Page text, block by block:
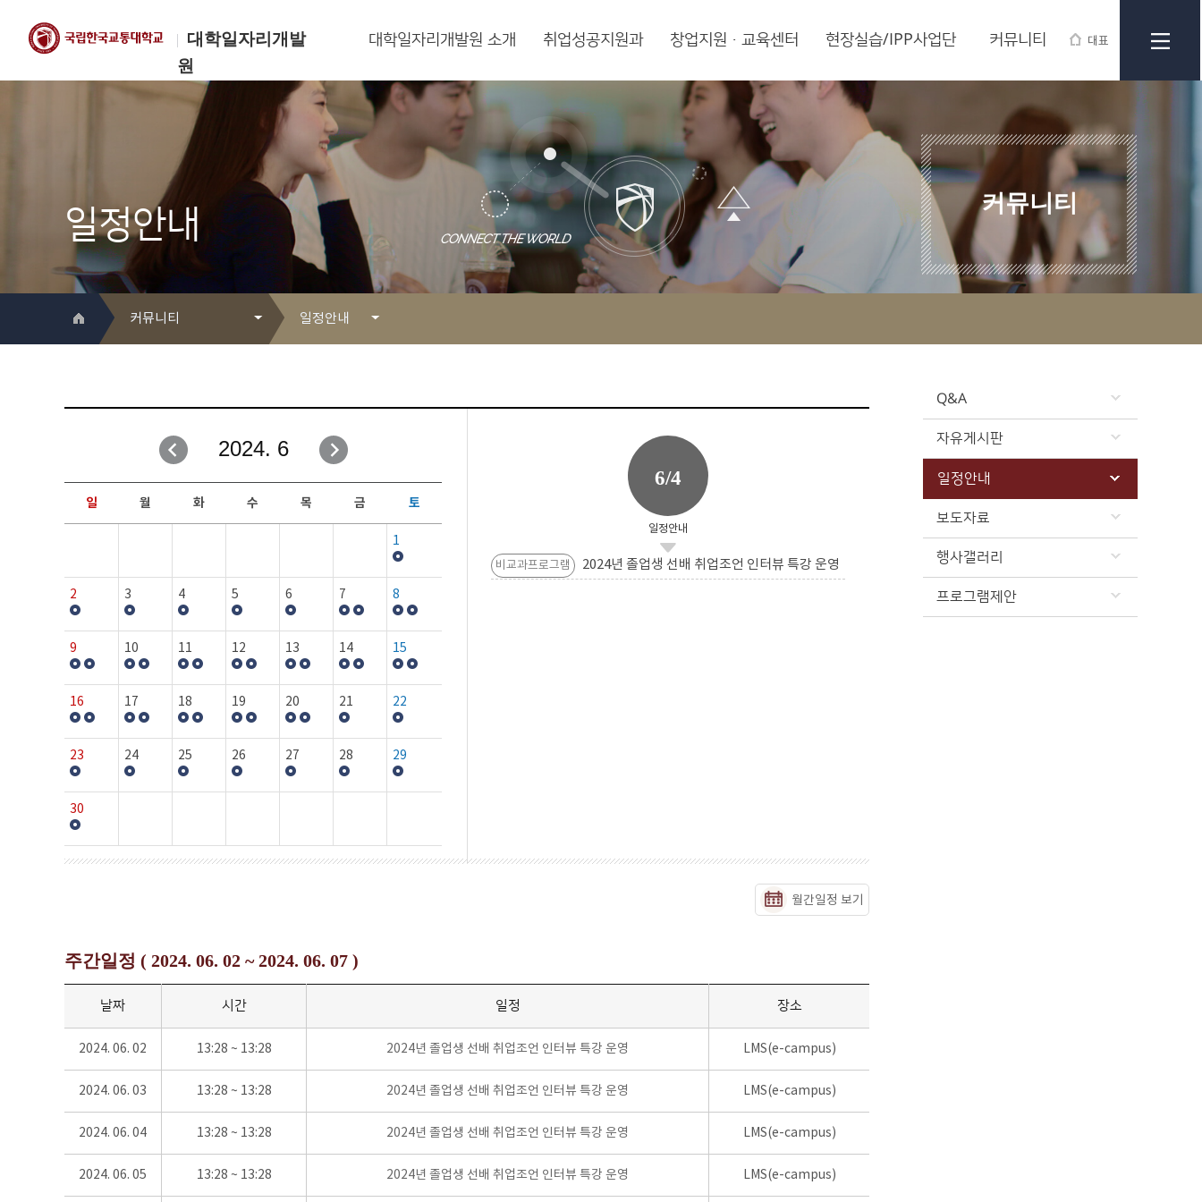
대학일자리개발
원
대표
한국교통대학교
대학일자리개발원
대학일자리개발원 소개 취업성공지원과 창업지원·교육센터 현장실습/IPP사업단 커뮤니티
일정안내
커뮤니티
커뮤니티
취업성공지원과
창업지원·교육센터
현장실습/IPP사업단
커뮤니티
일정안내
자유게시판
일정안내
보도자료
행사갤러리
Q&A
자유게시판
일정안내
보도자료
행사갤러리
프로그램제안
2024. 6
일 월 화 수 목 금 토
1
2 3 4 5 6 7 8
9 10 11 12 13 14 15
16 17 18 19 20 21 22
23 24 25 26 27 28 29
30
6/4
일정안내
비교과프로그램 2024년 졸업생 선배 취업조언 인터뷰 특강 운영
월간일정 보기
주간일정 ( 2024. 06. 02 ~ 2024. 06. 07 )
날짜 시간 일정 장소
2024. 06. 02 13:28 ~ 13:28 2024년 졸업생 선배 취업조언 인터뷰 특강 운영 LMS(e-campus)
2024. 06. 03 13:28 ~ 13:28 2024년 졸업생 선배 취업조언 인터뷰 특강 운영 LMS(e-campus)
2024. 06. 04 13:28 ~ 13:28 2024년 졸업생 선배 취업조언 인터뷰 특강 운영 LMS(e-campus)
2024. 06. 05 13:28 ~ 13:28 2024년 졸업생 선배 취업조언 인터뷰 특강 운영 LMS(e-campus)